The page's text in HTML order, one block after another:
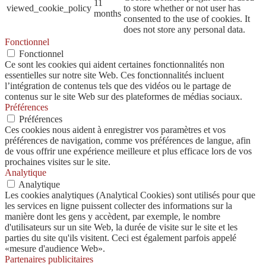
viewed_cookie_policy
11
months
to store whether or not user has
consented to the use of cookies. It
does not store any personal data.
Fonctionnel
Fonctionnel
Ce sont les cookies qui aident certaines fonctionnalités non
essentielles sur notre site Web. Ces fonctionnalités incluent
l’intégration de contenus tels que des vidéos ou le partage de
contenus sur le site Web sur des plateformes de médias sociaux.
Préférences
Préférences
Ces cookies nous aident à enregistrer vos paramètres et vos
préférences de navigation, comme vos préférences de langue, afin
de vous offrir une expérience meilleure et plus efficace lors de vos
prochaines visites sur le site.
Analytique
Analytique
Les cookies analytiques (Analytical Cookies) sont utilisés pour que
les services en ligne puissent collecter des informations sur la
manière dont les gens y accèdent, par exemple, le nombre
d'utilisateurs sur un site Web, la durée de visite sur le site et les
parties du site qu'ils visitent. Ceci est également parfois appelé
«mesure d'audience Web».
Partenaires publicitaires